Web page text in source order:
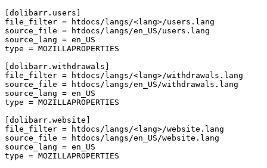
[dolibarr.users]
file_filter =
htdocs/langs/<lang>/users.lang
source_file =
htdocs/langs/en_US/users.lang
source_lang = en_US
type = MOZILLAPROPERTIES
[dolibarr.withdrawals]
file_filter =
htdocs/langs/<lang>/withdrawals.lang
source_file =
htdocs/langs/en_US/withdrawals.lang
source_lang = en_US
type = MOZILLAPROPERTIES
[dolibarr.website]
file_filter =
htdocs/langs/<lang>/website.lang
source_file =
htdocs/langs/en_US/website.lang
source_lang = en_US
type = MOZILLAPROPERTIES